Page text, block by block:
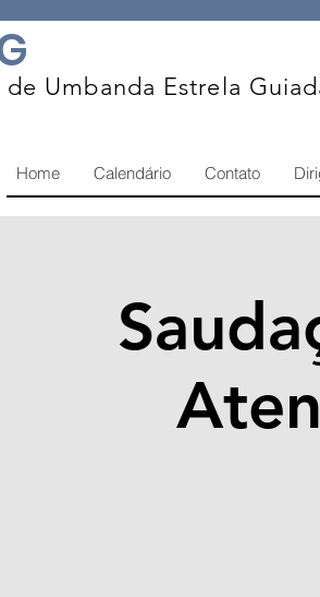
Umbanda Estrela
Home Calendário Contato